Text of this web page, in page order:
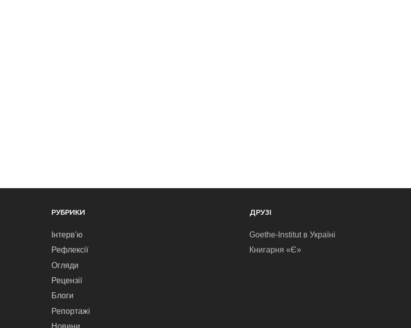
РУБРИКИ
Інтерв'ю
Рефлексії
Огляди
Рецензії
Блоги
Репортажі
Новини
ДРУЗІ
Goethe-Institut в Україні
Книгарня «Є»